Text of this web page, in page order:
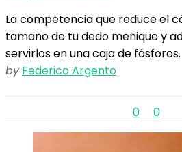
La competencia que reduce el
tamaño de tu dedo meñique y
servirlos en una caja de fósforos.
by Federico Argento
0 0